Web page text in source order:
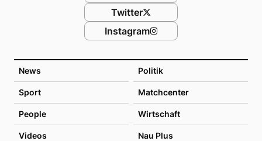
News Politik
Sport Matchcenter
People Wirtschaft
Videos Nau Plus
Twitter
Instagram